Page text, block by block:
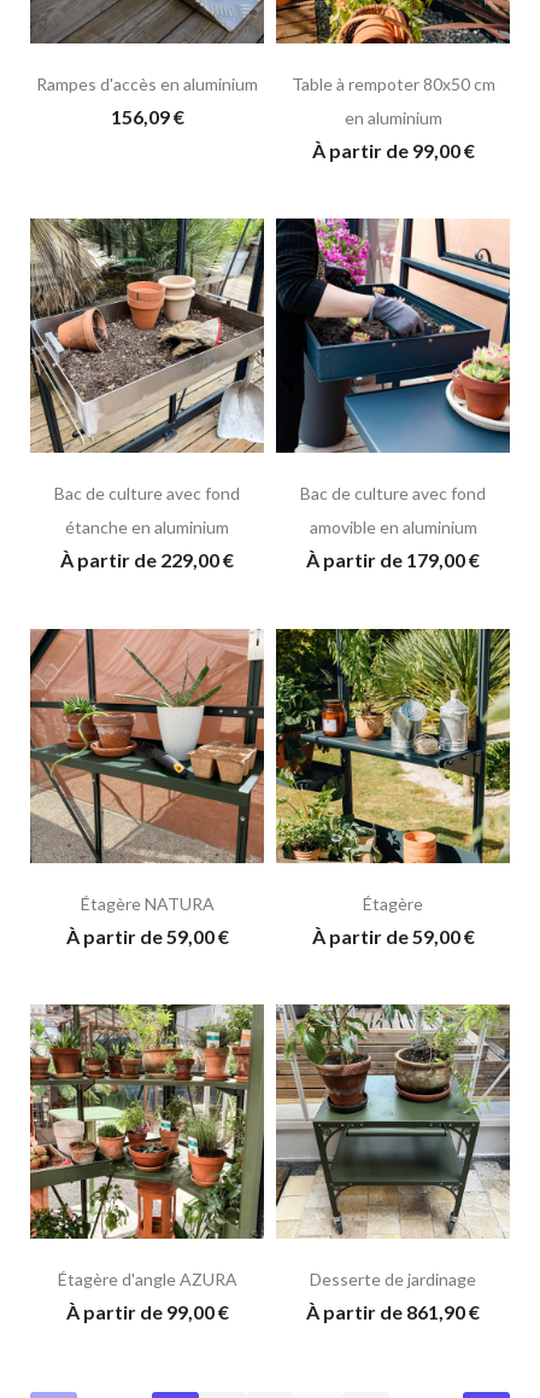
Rampes d'accès en aluminium
156,09 €
Table à rempoter 80x50 cm
en aluminium
À partir de 99,00 €
Bac de culture avec fond
étanche en aluminium
À partir de 229,00 €
Bac de culture avec fond
amovible en aluminium
À partir de 179,00 €
Étagère NATURA
À partir de 59,00 €
Étagère
À partir de 59,00 €
Étagère d'angle AZURA
À partir de 99,00 €
Desserte de jardinage
À partir de 861,90 €